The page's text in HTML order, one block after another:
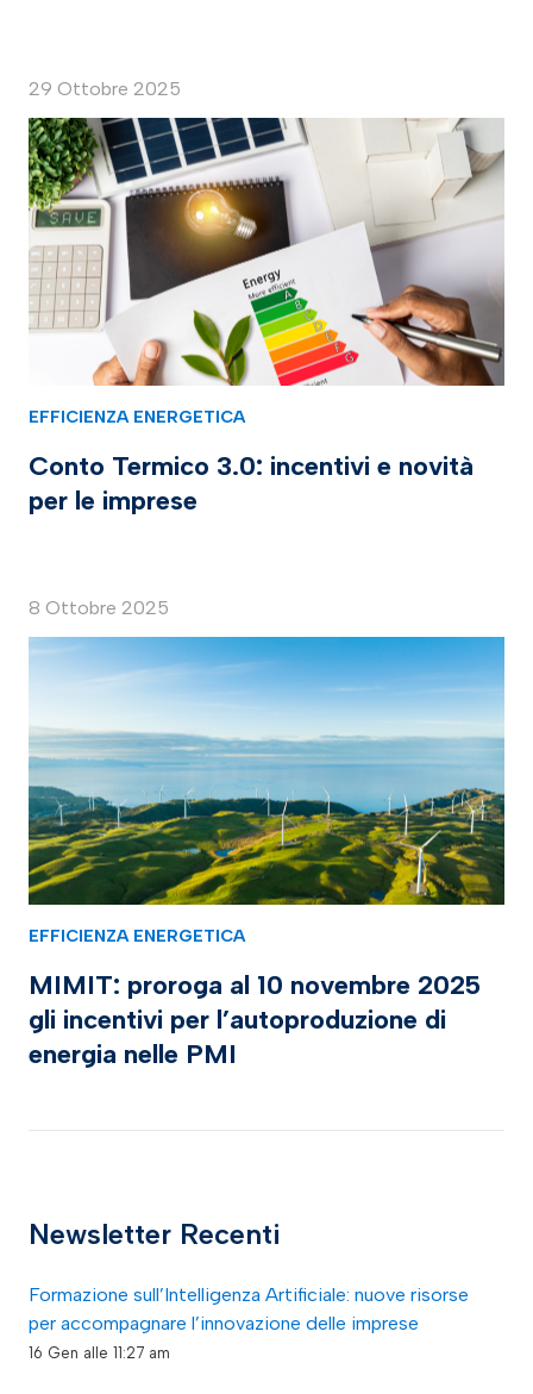
29 Ottobre 2025
EFFICIENZA ENERGETICA
Conto Termico 3.0: incentivi e novità
per le imprese
8 Ottobre 2025
EFFICIENZA ENERGETICA
MIMIT: proroga al 10 novembre 2025
gli incentivi per l’autoproduzione di
energia nelle PMI
Newsletter Recenti
Formazione sull’Intelligenza Artificiale: nuove risorse
per accompagnare l’innovazione delle imprese
16 Gen alle 11:27 am